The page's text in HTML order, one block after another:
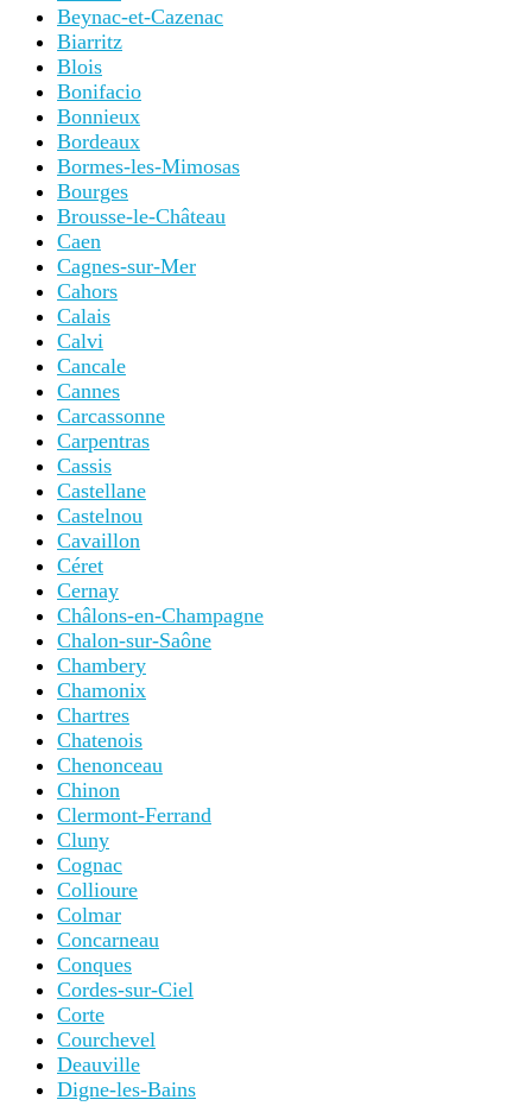
Beynac-et-Cazenac
Biarritz
Blois
Bonifacio
Bonnieux
Bordeaux
Bormes-les-Mimosas
Bourges
Brousse-le-Château
Caen
Cagnes-sur-Mer
Cahors
Calais
Calvi
Cancale
Cannes
Carcassonne
Carpentras
Cassis
Castellane
Castelnou
Cavaillon
Céret
Cernay
Châlons-en-Champagne
Chalon-sur-Saône
Chambery
Chamonix
Chartres
Chatenois
Chenonceau
Chinon
Clermont-Ferrand
Cluny
Cognac
Collioure
Colmar
Concarneau
Conques
Cordes-sur-Ciel
Corte
Courchevel
Deauville
Digne-les-Bains